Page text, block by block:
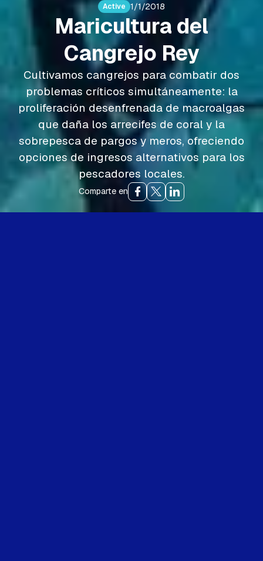
Active 1/1/2018
Maricultura del
Cangrejo Rey
Cultivamos cangrejos para combatir dos
problemas críticos simultáneamente: la
proliferación desenfrenada de macroalgas
que daña los arrecifes de coral y la
sobrepesca de pargos y meros, ofreciendo
opciones de ingresos alternativos para los
pescadores locales.
Comparte en